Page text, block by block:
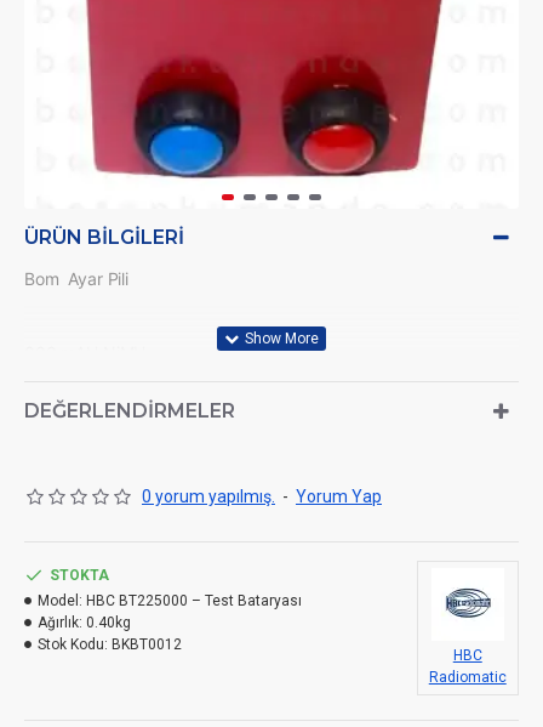
ÜRÜN BILGILERI
Bom Ayar Pili
DEĞERLENDIRMELER
0 yorum yapılmış. - Yorum Yap
STOKTA
Model: HBC BT225000 – Test Bataryası
Ağırlık: 0.40kg
Stok Kodu: BKBT0012
HBC
Radiomatic